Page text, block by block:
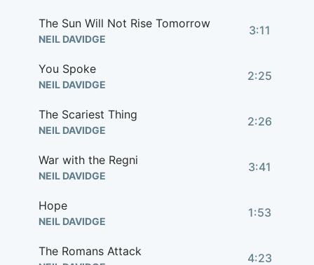
The Sun Will Not Rise Tomorrow
NEIL DAVIDGE
3:11
You Spoke
NEIL DAVIDGE
2:25
The Scariest Thing
NEIL DAVIDGE
2:26
War with the Regni
NEIL DAVIDGE
3:41
Hope
NEIL DAVIDGE
1:53
The Romans Attack 4:23